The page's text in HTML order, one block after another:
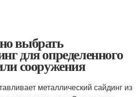
выбрать
для определенного
сооружения
металлический сайдинг из